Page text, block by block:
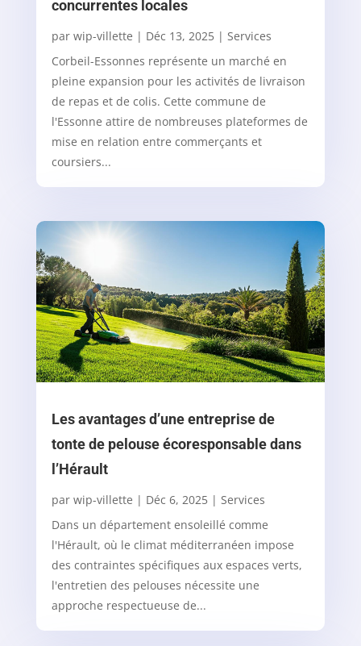
concurrentes locales
par wip-villette | Déc 13, 2025| Services
Corbeil-Essonnes représente un marché en
pleine expansion pour les activités de livraison
de repas et de colis. Cette commune de
l'Essonne attire de nombreuses plateformes de
mise en relation entre commerçants et
coursiers...
Les avantages d’une entreprise de
tonte de pelouse écoresponsable dans
l’Hérault
par wip-villette | Déc 6, 2025| Services
Dans un département ensoleillé comme
l'Hérault, où le climat méditerranéen impose
des contraintes spécifiques aux espaces verts,
l'entretien des pelouses nécessite une
approche respectueuse de...